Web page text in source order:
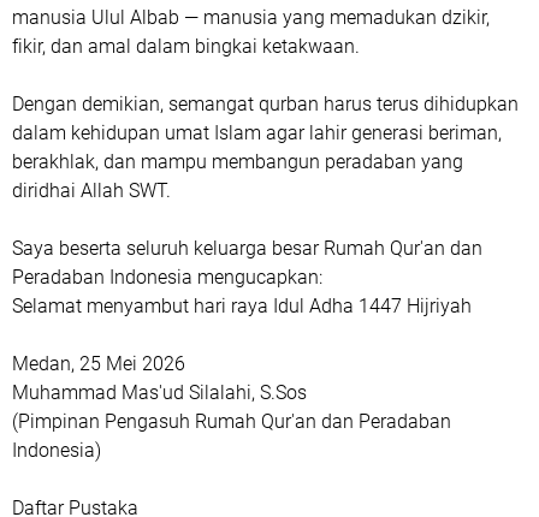
manusia Ulul Albab — manusia yang memadukan dzikir,
fikir, dan amal dalam bingkai ketakwaan.
Dengan demikian, semangat qurban harus terus dihidupkan
dalam kehidupan umat Islam agar lahir generasi beriman,
berakhlak, dan mampu membangun peradaban yang
diridhai Allah SWT.
Saya beserta seluruh keluarga besar Rumah Qur'an dan
Peradaban Indonesia mengucapkan:
Selamat menyambut hari raya Idul Adha 1447 Hijriyah
Medan, 25 Mei 2026
Muhammad Mas'ud Silalahi, S.Sos
(Pimpinan Pengasuh Rumah Qur'an dan Peradaban
Indonesia)
Daftar Pustaka